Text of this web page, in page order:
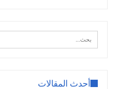
أحدث المقالات